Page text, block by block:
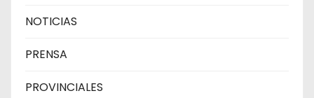
NOTICIAS
PRENSA
PROVINCIALES